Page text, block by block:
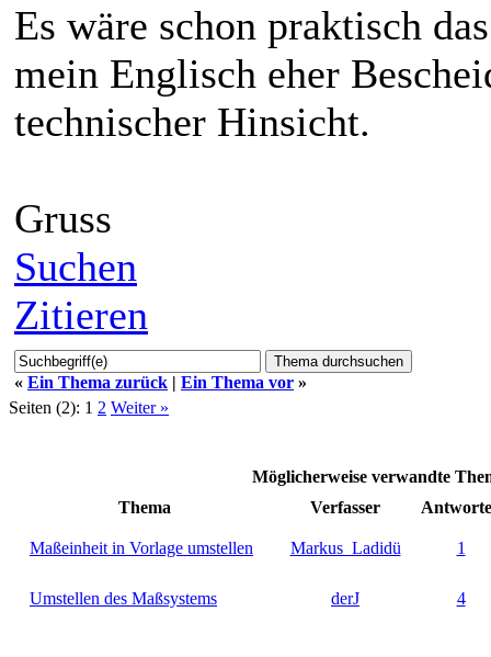
Es wäre schon praktisch
mein Englisch eher
technischer Hinsicht.
Gruss
Suchen
Zitieren
« Ein Thema zurück | Ein Thema vor »
Seiten (2): 1 2 Weiter »
Möglicherweise verwandte
Thema
Verfasser
Maßeinheit in Vorlage umstellen Markus_Ladidü 1
Umstellen des Maßsystems derJ 4